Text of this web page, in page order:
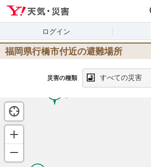
ログイン
福岡県行橋市付近の避難場所
災害の種類 すべての災害